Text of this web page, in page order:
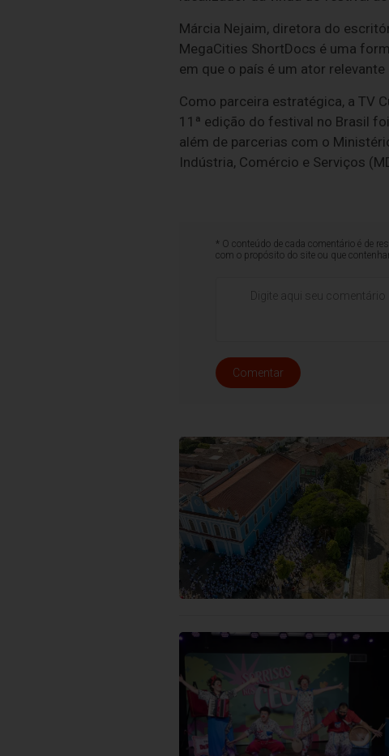
Márcia Nejaim, diretora do
MegaCities ShortDocs é uma
em que o país é um ator
Como parceira estratégica, a TV
11ª edição do festival no Brasil
além de parcerias com o
Indústria, Comércio e Serviços
* O conteúdo de cada comentário é de
com o propósito do site ou que
Comentar